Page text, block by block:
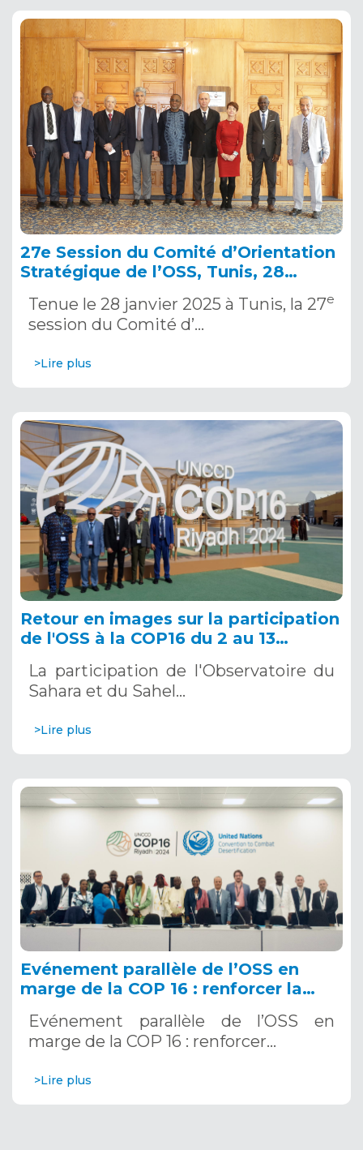
27e Session du Comité d’Orientation
Stratégique de l’OSS, Tunis, 28
Tenue le 28 janvier 2025 à Tunis, la 27e
session du Comité d’…
>Lire plus
Retour en images sur la participation
de l'OSS à la COP16 du 2 au 13
Saoudite
La participation de l'Observatoire du
Sahara et du Sahel…
>Lire plus
Evénement parallèle de l’OSS en
marge de la COP 16 : renforcer la
Systèmes d’Alerte Précoce
Multirisques. 12 décembre 2024
Evénement parallèle de l’OSS en
marge de la COP 16 : renforcer…
>Lire plus